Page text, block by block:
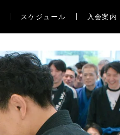
スケジュール 入会案内